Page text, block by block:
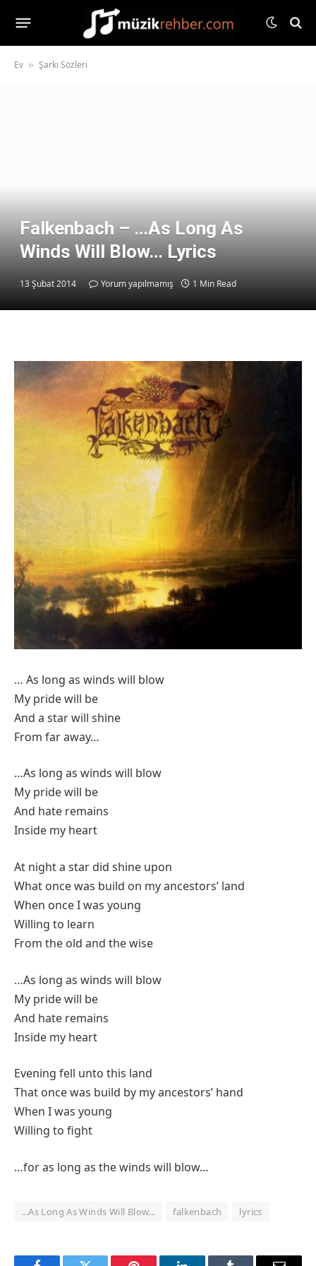
Ev » Şarkı Sözleri
Falkenbach – …As Long As
Winds Will Blow… Lyrics
13 Şubat 2014 Yorum yapılmamış 1 Min Read
… As long as winds will blow
My pride will be
And a star will shine
From far away…
…As long as winds will blow
My pride will be
And hate remains
Inside my heart
At night a star did shine upon
What once was build on my ancestors’ land
When once I was young
Willing to learn
From the old and the wise
…As long as winds will blow
My pride will be
And hate remains
Inside my heart
Evening fell unto this land
That once was build by my ancestors’ hand
When I was young
Willing to fight
…for as long as the winds will blow…
...As Long As Winds Will Blow... falkenbach lyrics